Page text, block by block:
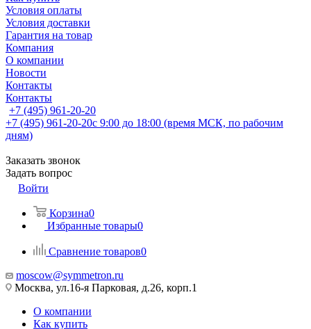
Условия оплаты
Условия доставки
Гарантия на товар
Компания
О компании
Новости
Контакты
Контакты
+7 (495) 961-20-20
+7 (495) 961-20-20с 9:00 до 18:00 (время МСК, по рабочим
дням)
Заказать звонок
Задать вопрос
Войти
Корзина0
Избранные товары0
Сравнение товаров0
moscow@symmetron.ru
Москва, ул.16-я Парковая, д.26, корп.1
О компании
Как купить